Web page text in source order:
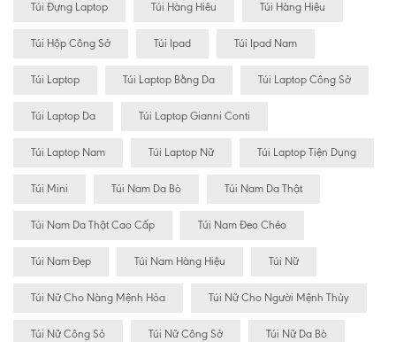
Túi Đựng Laptop Túi Hàng Hiêu Túi Hàng Hiệu
Túi Hộp Công Sở Túi Ipad Túi Ipad Nam
Túi Laptop Túi Laptop Bằng Da Túi Laptop Công Sở
Túi Laptop Da Túi Laptop Gianni Conti
Túi Laptop Nam Túi Laptop Nữ Túi Laptop Tiện Dụng
Túi Mini Túi Nam Da Bò Túi Nam Da Thật
Túi Nam Da Thật Cao Cấp Túi Nam Đeo Chéo
Túi Nam Đẹp Túi Nam Hàng Hiệu Túi Nữ
Túi Nữ Cho Nàng Mệnh Hỏa Túi Nữ Cho Người Mệnh Thủy
Túi Nữ Công Sỏ Túi Nữ Công Sở Túi Nữ Da Bò